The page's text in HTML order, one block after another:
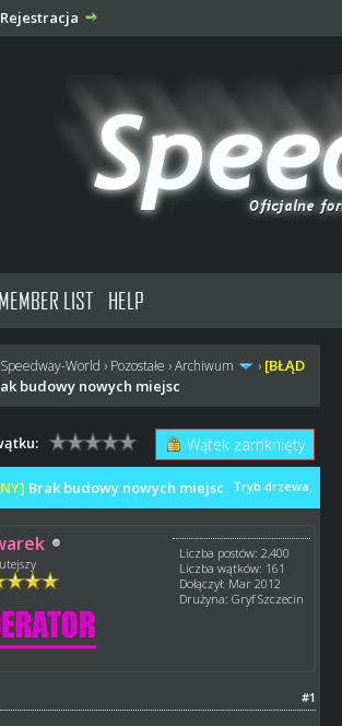
Rejestracja
MEMBER LIST HELP
World › Pozostałe ›Archiwum › [BŁĄD
budowy nowych miejsc
Wątek zamknięty
Tryb drzewa
Brak budowy nowych miejsc
Liczba postów: 2,400
Liczba wątków: 161
Dołączył: Mar 2012
Drużyna: Gryf Szczecin
#1